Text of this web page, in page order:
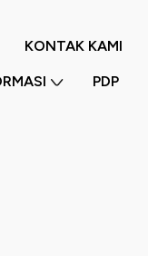
KONTAK KAMI
PDP